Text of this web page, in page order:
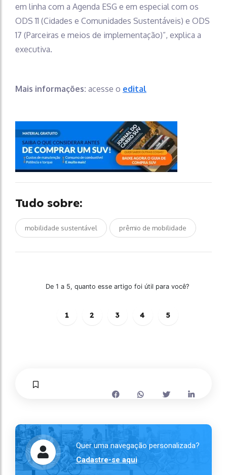
em linha com a Agenda ESG e em especial com os
ODS 11 (Cidades e Comunidades Sustentáveis) e ODS
17 (Parceiras e meios de implementação)”, explica a
executiva.
Mais informações: acesse o edital
Tudo sobre:
mobilidade sustentável prêmio de mobilidade
De 1 a 5, quanto esse artigo foi útil para você?
1 2 3 4 5
Quer uma navegação personalizada?
Cadastre-se aqui